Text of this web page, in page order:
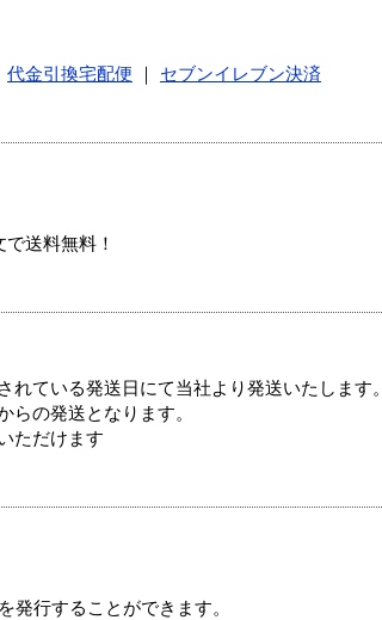
代金引換宅配便
セブンイレブン決済
送料無料！
ている発送日にて当社より発送いたします。
らの発送となります。
ただけます
発行することができます。